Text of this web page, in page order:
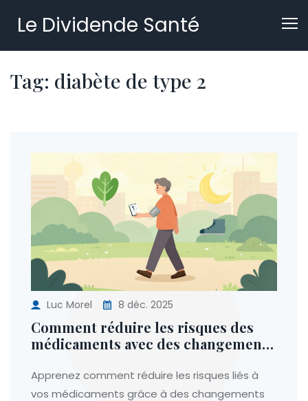
Le Dividende Santé
Tag: diabète de type 2
Luc Morel 8 déc. 2025
Comment réduire les risques des
médicaments avec des changements
Apprenez comment réduire les risques liés à
vos médicaments grâce à des changements